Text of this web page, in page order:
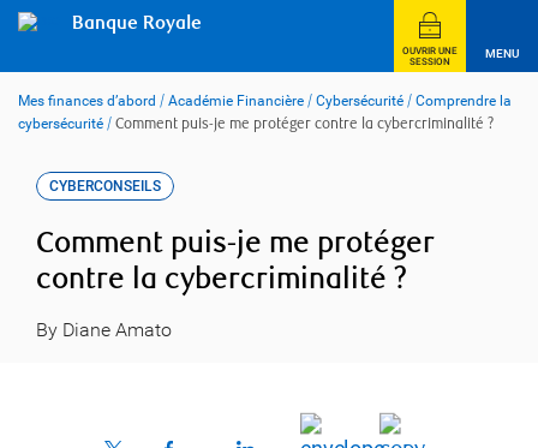
Banque Royale
OUVRIR UNE
SESSION
MENU
Mes finances d’abord / Académie Financière / Cybersécurité / Comprendre la
cybersécurité / Comment puis-je me protéger contre la cybercriminalité ?
CYBERCONSEILS
Comment puis-je me protéger
contre la cybercriminalité ?
By Diane Amato